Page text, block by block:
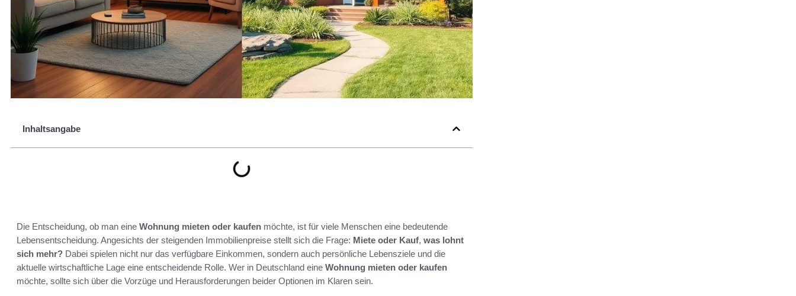
Inhaltsangabe
Die Entscheidung, ob man eine Wohnung mieten oder kaufen möchte, ist für viele Menschen eine bedeutende
Lebensentscheidung. Angesichts der steigenden Immobilienpreise stellt sich die Frage: Miete oder Kauf, was lohnt
sich mehr? Dabei spielen nicht nur das verfügbare Einkommen, sondern auch persönliche Lebensziele und die
aktuelle wirtschaftliche Lage eine entscheidende Rolle. Wer in Deutschland eine Wohnung mieten oder kaufen
möchte, sollte sich über die Vorzüge und Herausforderungen beider Optionen im Klaren sein.